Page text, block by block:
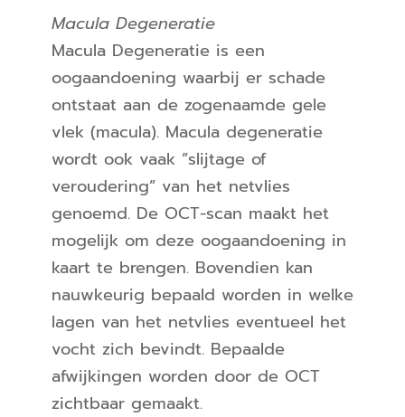
Macula Degeneratie
Macula Degeneratie is een
oogaandoening waarbij er schade
ontstaat aan de zogenaamde gele
vlek (macula). Macula degeneratie
wordt ook vaak ”slijtage of
veroudering” van het netvlies
genoemd. De OCT-scan maakt het
mogelijk om deze oogaandoening in
kaart te brengen. Bovendien kan
nauwkeurig bepaald worden in welke
lagen van het netvlies eventueel het
vocht zich bevindt. Bepaalde
afwijkingen worden door de OCT
zichtbaar gemaakt.